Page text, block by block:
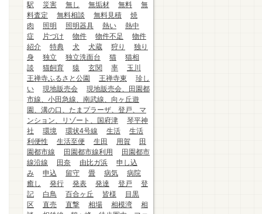
駅
災害 無し 無垢材 無料
無
料査定
無料相談 無料見積
焼
肉
照明 照明器具 熱い
熱中
症
片づけ 物件 物件不足
物件
紹介
特典 犬 犬蔵 狩り
独り
身
独立 独立洗面台 猫
猫相
談
猫飼育 猿 玄関 率
玉川
王禅寺ふるさと公園
王禅寺東
珍し
い
現地販売会
現地販売会、田園都
市線、小田急線、南武線、向ヶ丘遊
園、溝の口、たまプラーザ、登戸、マ
ンション、リゾート、国府津
琴平神
社
環境 環状4号線 生活
生活
利便性
生活至便 生田 用賀
田
園都市線
田園都市線利用
田園都市
線沿線
田奈 由比ガ浜
申し込
み
申込 留守 畳 病気
病院
癒し
発行 発表 発達 登戸
登
記
白鳥 百合ヶ丘 皆様
目黒
区
直売 直撃 相場 相模湾
相